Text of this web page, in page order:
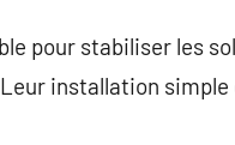
pour stabiliser les
installation